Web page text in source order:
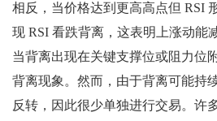
相反，当价格达到更高高点但 RSI
现 RSI 看跌背离，这表明上涨动能
当背离出现在关键支撑位或阻力位
背离现象。然而，由于背离可能持
反转，因此很少单独进行交易。许